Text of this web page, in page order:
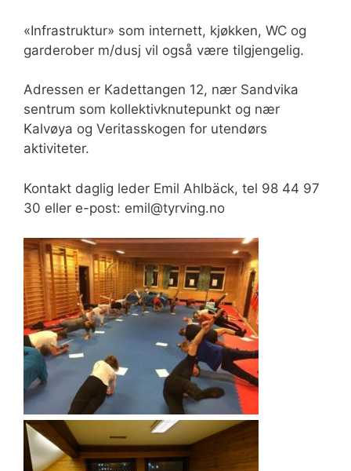
«Infrastruktur» som internett, kjøkken, WC og
garderober m/dusj vil også være tilgjengelig.
Adressen er Kadettangen 12, nær Sandvika
sentrum som kollektivknutepunkt og nær
Kalvøya og Veritasskogen for utendørs
aktiviteter.
Kontakt daglig leder Emil Ahlbäck, tel 98 44 97
30 eller e-post: emil@tyrving.no